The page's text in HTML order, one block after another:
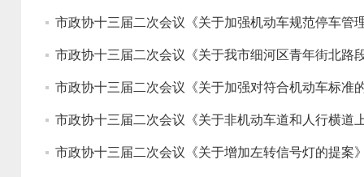
市政协十三届二次会议《关于加强机动车规范停车管
市政协十三届二次会议《关于我市细河区青年街北路
市政协十三届二次会议《关于加强对符合机动车标准
市政协十三届二次会议《关于非机动车道和人行横道
市政协十三届二次会议《关于增加左转信号灯的提案